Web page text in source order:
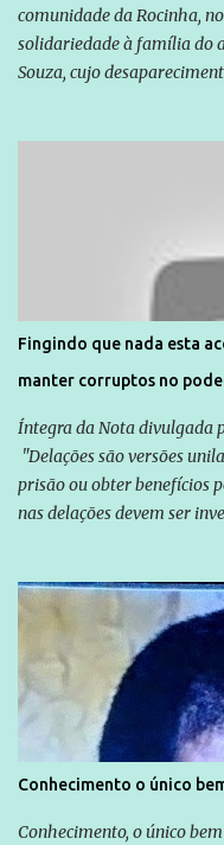
comunidade da Rocinha,
solidariedade à família do
Souza, cujo
são vítimas de violência,
direitos violados. Leia
Fingindo que nada esta
manter corruptos no
Íntegra da Nota divulgada
"Delações são versões
prisão ou obter benefícios
nas delações devem ser
Globo manteve com o
Emílio Odebrecht. Lula
exterior, e não para
empresários" Assina a
Conhecimento o único
Conhecimento, o único